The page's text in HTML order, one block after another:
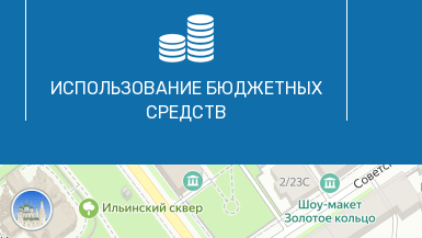
ИСПОЛЬЗОВАНИЕ БЮДЖЕТНЫХ
СРЕДСТВ